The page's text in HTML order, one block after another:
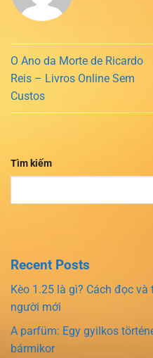
O Ano da Morte de Ricardo
Reis – Livros Online Sem
Custos
Tìm kiếm
Recent Posts
Kèo 1.25 là gì? Cách đọc
người mới
A parfüm: Egy gyilkos
bármikor